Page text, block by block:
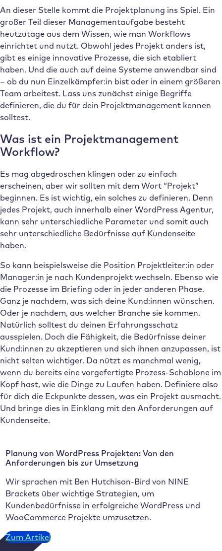
An dieser Stelle kommt die Projektplanung ins Spiel. Ein
großer Teil dieser Managementaufgabe besteht
heutzutage aus dem Wissen, wie man Workflows
einrichtet und nutzt. Obwohl jedes Projekt anders ist,
gibt es einige innovative Prozesse, die sich etabliert
haben. Und die auch auf deine Systeme anwendbar sind
– ob du nun Einzelkämpfer:in bist oder in einem größeren
Team arbeitest. Lass uns zunächst einige Begriffe
definieren, die du für dein Projektmanagement kennen
solltest.
Was ist ein Projektmanagement
Workflow?
Es mag abgedroschen klingen oder zu einfach
erscheinen, aber wir sollten mit dem Wort “Projekt”
beginnen. Es ist wichtig, ein solches zu definieren. Denn
jedes Projekt, auch innerhalb einer WordPress Agentur,
kann sehr unterschiedliche Parameter und somit auch
sehr unterschiedliche Bedürfnisse auf Kundenseite
haben.
So kann beispielsweise die Position Projektleiter:in oder
Manager:in je nach Kundenprojekt wechseln. Ebenso wie
die Prozesse im Briefing oder in jeder anderen Phase.
Ganz je nachdem, was sich deine Kund:innen wünschen.
Oder je nachdem, aus welcher Branche sie kommen.
Natürlich solltest du deinen Erfahrungsschatz
ausspielen. Doch die Fähigkeit, die Bedürfnisse deiner
Kund:innen zu akzeptieren und sich ihnen anzupassen, ist
nicht selten wichtiger. Da nützt es manchmal wenig,
wenn du bereits eine vorgefertigte Prozess-Schablone im
Kopf hast, wie die Dinge zu Laufen haben. Definiere also
für dich die Eckpunkte dessen, was ein Projekt ausmacht.
Und bringe dies in Einklang mit den Anforderungen auf
Kundenseite.
Planung von WordPress Projekten: Von den
Anforderungen bis zur Umsetzung
Wir sprachen mit Ben Hutchison-Bird von NINE
Brackets über wichtige Strategien, um
Kundenbedürfnisse in erfolgreiche WordPress und
WooCommerce Projekte umzusetzen.
Zum Artikel